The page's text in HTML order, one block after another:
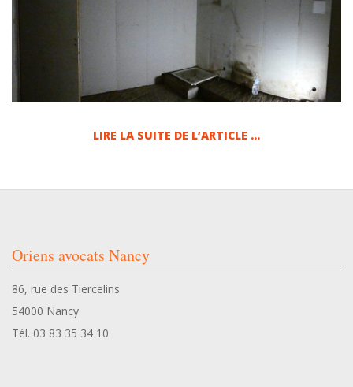
1
0
4
1
LIRE LA SUITE DE L’ARTICLE …
Oriens avocats Nancy
86, rue des Tiercelins
54000 Nancy
Tél. 03 83 35 34 10